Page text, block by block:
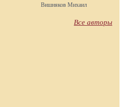
Вишняков Михаил
Все авторы